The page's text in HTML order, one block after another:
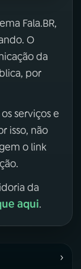
Fala.BR,
O
da
por
serviços e
isso, não
o link
da
aqui.
›